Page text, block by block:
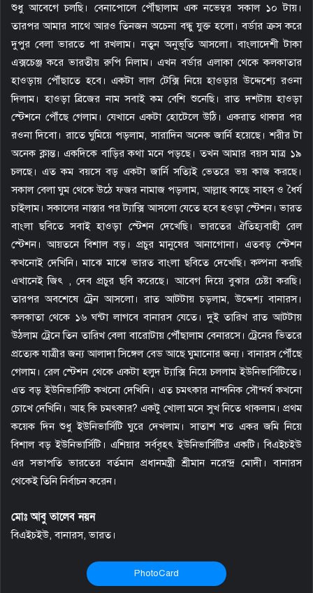
শুধু আবেগে চলছি। বেনাপোলে পৌঁছালাম এক নভেম্বর সকাল ১০ টায়।
তারপর আমার সাথে আরও তিনজন অচেনা বন্ধু যুক্ত হলো। বর্ডার ক্রস করে
দুপুর বেলা ভারতে পা রখলাম। নতুন অনুভূতি আসলো। বাংলাদেশী টাকা
এক্সচেঞ্জ করে ভারতীয় রুপি নিলাম। এখন বর্ডার এলাকা থেকে কলকাতার
হাওড়ায় পৌঁছাতে হবে। একটা লাল টেক্সি নিয়ে হাওড়ার উদ্দেশ্যে রওনা
দিলাম। হাওড়া ব্রিজের নাম সবাই কম বেশি শুনেছি। রাত দশটায় হাওড়া
স্টেশনে পৌঁছে গেলাম। যেখানে একটা হোটেলে উঠি। একরাত থাকার পর
রওনা দিবো। রাতে ঘুমিয়ে পড়লাম, সারাদিন অনেক জার্নি হয়েছে। শরীর টা
অনেক ক্লান্ত। একদিকে বাড়ির কথা মনে পড়ছে। তখন আমার বয়স মাত্র ১৯
চলছে। এত কম বয়সে বড় একটা জার্নি সত্যিই ভেতরে ভয় কাজ করছে।
সকাল বেলা ঘুম থেকে উঠে ফজর নামাজ পড়লাম, আল্লাহ কাছে সাহস ও ধৈর্য
চাইলাম। সকালের নাস্তার পর ট্যাক্সি আসলো যেতে হবে হওড়া স্টেশন। ভারত
বাংলা ছবিতে সবাই হাওড়া স্টেশন দেখেছি। ভারতের ঐতিহ্যবাহী রেল
স্টেশন। আয়তনে বিশাল বড়। প্রচুর মানুষের আনাগোনা। এতবড় স্টেশন
কখনোই দেখিনি। মাঝে মাঝে ভারত বাংলা ছবিতে দেখেছি। কল্পনা করছি
এখানেই জিৎ , দেব প্রচুর ছবি করেছে। আবেগ দিয়ে বুঝার চেষ্টা করছি।
তারপর অবশেষে ট্রেন আসলো। রাত আটটায় চড়লাম, উদ্দেশ্য বানারস।
কলকাতা থেকে ১৬ ঘন্টা লাগবে বানারস যেতে। দুই তারিখ রাত আটটায়
উঠলাম ট্রেনে তিন তারিখ বেলা বারোটায় পৌঁছালাম বেনারসে। ট্রেনের ভিতরে
প্রত্যেক যাত্রীর জন্য আলাদা সিঙ্গেল বেড আছে ঘুমানোর জন্য। বানারস পৌঁছে
গেলাম। রেল স্টেশন থেকে একটা হলুদ ট্যাক্সি নিয়ে চললাম ইউনিভার্সিটিতে।
এত বড় ইউনিভার্সিটি কখনো দেখিনি। এত চমৎকার নান্দনিক সৌন্দর্য কখনো
চোখে দেখিনি। আহ কি চমৎকার? একটু খোলা মনে সুখ নিতে থাকলাম। প্রথম
কয়েক দিন শুধু ইউনিভার্সিটি ঘুরে দেখলাম। সাতাশ শত একর জমি নিয়ে
বিশাল বড় ইউনিভার্সিটি। এশিয়ার সর্ববৃহৎ ইউনিভার্সিটির একটি। বিএইচইউ
এর সভাপতি ভারতের বর্তমান প্রধানমন্ত্রী শ্রীমান নরেন্দ্র মোদী। বানারস
থেকেই তিনি নির্বাচন করেন।
মোঃ আবু তালেব নয়ন
বিএইচইউ, বানারস, ভারত।
PhotoCard